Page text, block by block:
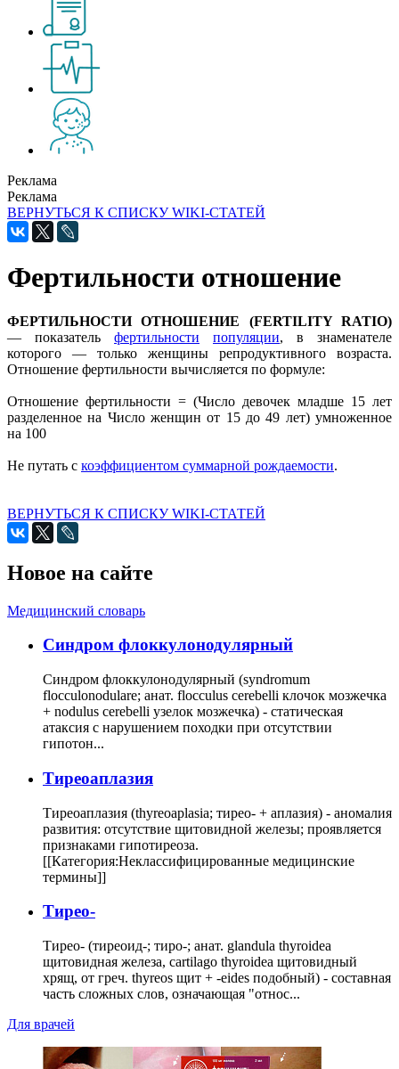
Реклама
Реклама
ВЕРНУТЬСЯ К СПИСКУ WIKI-СТАТЕЙ
Фертильности отношение
ФЕРТИЛЬНОСТИ ОТНОШЕНИЕ (FERTILITY RATIO)
— показатель фертильности популяции, в знаменателе
которого — только женщины репродуктивного возраста.
Отношение фертильности вычисляется по формуле:
Отношение фертильности = (Число девочек младше 15 лет
разделенное на Число женщин от 15 до 49 лет) умноженное
на 100
Не путать с коэффициентом суммарной рождаемости.
ВЕРНУТЬСЯ К СПИСКУ WIKI-СТАТЕЙ
Новое на сайте
Медицинский словарь
Cиндром флоккулонодулярный
Синдром флоккулонодулярный (syndromum
flocculonodulare; анат. flocculus cerebelli клочок мозжечка
+ nodulus cerebelli узелок мозжечка) - статическая
атаксия с нарушением походки при отсутствии
гипотон...
Тиреоаплазия
Тиреоаплазия (thyreoaplasia; тирео- + аплазия) - аномалия
развития: отсутствие щитовидной железы; проявляется
признаками гипотиреоза.
[[Категория:Неклассифицированные медицинские
термины]]
Тирео-
Тирео- (тиреоид-; тиро-; анат. glandula thyroidea
щитовидная железа, cartilago thyroidea щитовидный
хрящ, от греч. thyreos щит + -eides подобный) - составная
часть сложных слов, означающая "относ...
Для врачей